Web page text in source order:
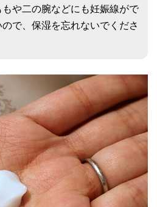
もや二の腕などにも妊娠線がで
ので、保湿を忘れないでくださ